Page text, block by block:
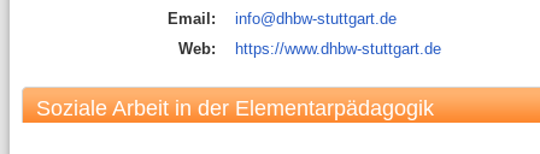
Email:
info@dhbw-stuttgart.de
Web:
https://www.dhbw-stuttgart.de
Soziale Arbeit in der Elementarpädagogik